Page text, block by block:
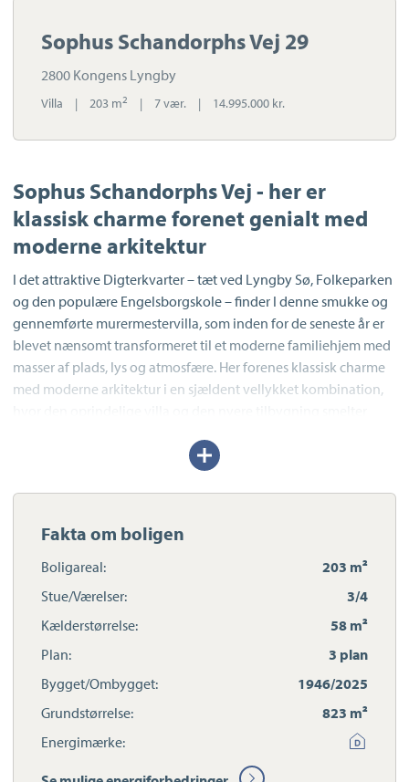
Sophus Schandorphs Vej 29
2800 Kongens Lyngby
Villa | 203 m2 | 7 vær. | 14.995.000 kr.
Sophus Schandorphs Vej - her er
klassisk charme forenet genialt med
moderne arkitektur
I det attraktive Digterkvarter – tæt ved Lyngby Sø, Folkeparken
og den populære Engelsborgskole – finder I denne smukke og
gennemførte murermestervilla, som inden for de seneste år er
blevet nænsomt transformeret til et moderne familiehjem med
masser af plads, lys og atmosfære. Her forenes klassisk charme
med moderne arkitektur i en sjældent vellykket kombination,
Den oprindelige murermestervilla fremstår med rødt tegltag,
klassiske detaljer og smukke originale elementer, mens
med sort træbeklædning, tagpap og store sorte vinduespartier,
der elegant binder nyt og gammelt sammen. Resultatet er en
Huset ligger på en stor, lukket grund med masser af plads til
familielivet. Her er god plads til både trampolin, boldspil,
haven føles privat og grøn. Foran tilbygningen skaber et stort
udhæng en skøn overdækket terrasse, som forlænger
udesæsonen betydeligt.
Udvid/skjul
tekst
Fakta om boligen
Boligareal:
203 m²
Stue/Værelser:
3/4
Kælderstørrelse:
58 m²
Plan:
3 plan
Bygget/Ombygget:
1946/2025
Grundstørrelse:
823 m²
Energimærke: